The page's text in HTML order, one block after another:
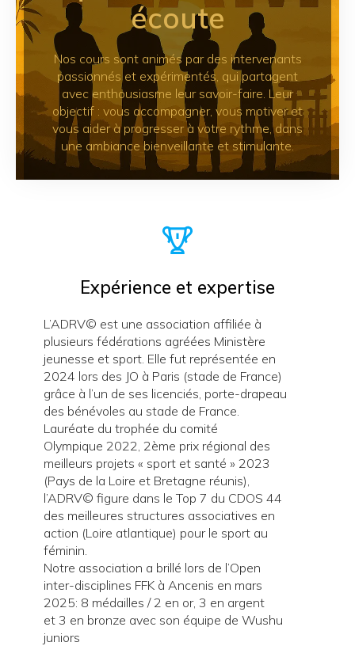
écoute
Nos cours sont animés par des intervenants
passionnés et expérimentés, qui partagent
avec enthousiasme leur savoir-faire. Leur
objectif : vous accompagner, vous motiver et
vous aider à progresser à votre rythme, dans
une ambiance bienveillante et stimulante.
Expérience et expertise
L’ADRV©️ est une association affiliée à
plusieurs fédérations agréées Ministère
jeunesse et sport. Elle fut représentée en
2024 lors des JO à Paris (stade de France)
grâce à l’un de ses licenciés, porte-drapeau
des bénévoles au stade de France.
Lauréate du trophée du comité
Olympique 2022, 2ème prix régional des
meilleurs projets « sport et santé » 2023
(Pays de la Loire et Bretagne réunis),
l’ADRV© figure dans le Top 7 du CDOS 44
des meilleures structures associatives en
action (Loire atlantique) pour le sport au
féminin.
Notre association a brillé lors de l’Open
inter-disciplines FFK à Ancenis en mars
2025: 8 médailles / 2 en or, 3 en argent
et 3 en bronze avec son équipe de Wushu
juniors